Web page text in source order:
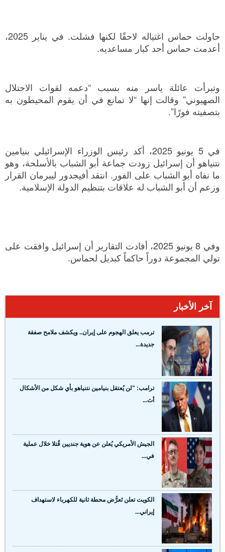
حاولت حماس اغتياله لاحقًا لكنها فشلت. في يناير 2025،
أعدمت حماس أحد كبار مساعديه.
وتبرأت عائلة ياسر منه بسبب “دعمه لقوات الاحتلال
الصهيوني” وقالت إنها “لا تمانع في أن يقوم المحيطون به
بتصفيته فورًا”.
في 5 يونيو 2025، أكد رئيس الوزراء الإسرائيلي بنيامين
نتنياهو أن إسرائيل زودت جماعة أبو الشباب بالأسلحة، وهو
ما نفاه أبو الشباب على الفور. انتقد أفيجدور ليبرمان القرار
وزعم أن أبو الشباب له علاقات بتنظيم الدولة الإسلامية.
وفي 8 يونيو 2025، أفادت التقارير أن إسرائيل وافقت على
تولي المجموعة دوراً حاكماً كبديل لحماس.
آخر الأخبار
ترمب يعلق الهجوم على إيران.. ويكشف ملامح صفقة
جديدة...
ترامب: "لن يُعتقل بنيامين نتنياهو بأي شكل من الأشكال
أث...
الجيش الأمريكي يُعلن عن هوية جنديين قُتلا خلال عملية
في...
الكويت تعلن تَعرُّض محطة ثانية للكهرباء لاستهداف
إيراني...